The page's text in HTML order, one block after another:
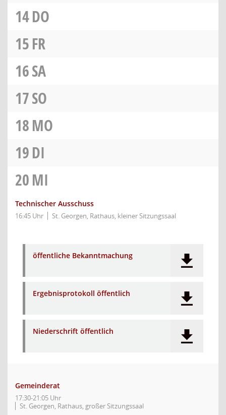
14DO
15FR
16SA
17SO
18MO
19DI
20MI
Technischer Ausschuss
16:45 Uhr St. Georgen, Rathaus, kleiner Sitzungssaal
öffentliche Bekanntmachung
Ergebnisprotokoll öffentlich
Niederschrift öffentlich
Gemeinderat
17:30-21:05 Uhr
St. Georgen, Rathaus, großer Sitzungssaal